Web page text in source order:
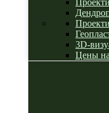
3D-
Цены